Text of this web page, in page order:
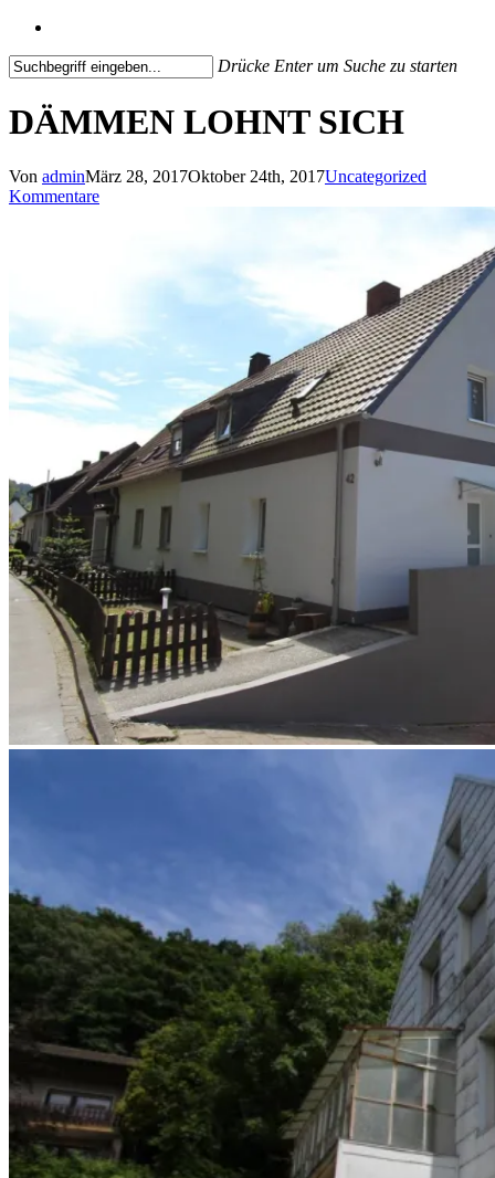
Drücke Enter um Suche zu starten
Search
DÄMMEN LOHNT SICH
Von adminMärz 28, 2017Oktober 24th, 2017Uncategorized
Kommentare